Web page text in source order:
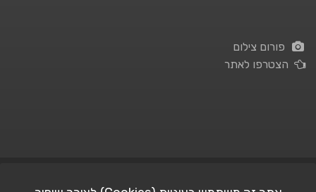
פורום צילום
הצטרפו לאתר